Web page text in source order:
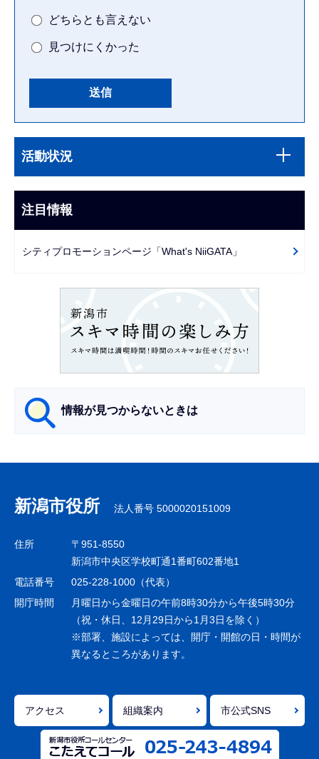
どちらとも言えない
見つけにくかった
文
こ
ま
で
ビ
ー
活動状況
注目情報
シティプロモーションページ「What's NiiGATA」
情報が見つからないときは
ナ
ビ
ゲ
シ
ョ
で
新潟市役所 法人番号 5000020151009
住所
〒951-8550
新潟市中央区学校町通1番町602番地1
電話番号
025-228-1000（代表）
開庁時間
月曜日から金曜日の午前8時30分から午後5時30分
（祝・休日、12月29日から1月3日を除く）
※部署、施設によっては、開庁・開館の日・時間が
異なるところがあります。
アクセス 組織案内 市公式SNS